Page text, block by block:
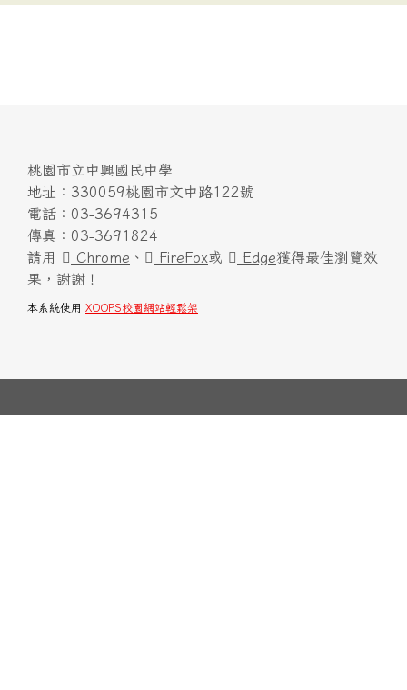
桃園市立中興國民中學
地址：330059桃園市文中路122號
電話：03-3694315
傳真：03-3691824
請用
Chrome 、 FireFox或 Edge獲得最佳瀏覽效
果，謝謝！
本系統使用 XOOPS校園網站輕鬆架